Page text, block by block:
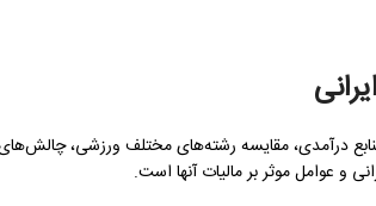
درآمدی، مقایسه رشته‌های مختلف ورزشی،
و عوامل موثر بر مالیات آنها است.